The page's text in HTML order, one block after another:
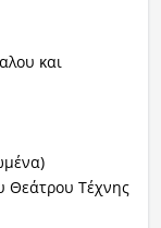
και
Θεάτρου Τέχνης